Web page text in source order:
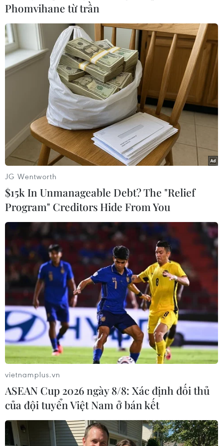
hợp ngoại lệ.
Ngày 6/10, Nga đã dỡ bỏ hạn chế xuất khẩu
diesel qua đường ống tới cảng biển đối với các
nhà sản xuất cung cấp ít nhất 50% lượng dầu
diesel sản xuất ra thị trường nội địa.
Sau đó, ngày 17/11, chính phủ dỡ bỏ lệnh cấm
tạm thời xuất khẩu xăng./.
(TTXVN/Vietnam+)
#Bộ Năng lượng Nga
#Cấm xuất khẩu dầu
#Cấm xuất khẩu xăng
#Thị trường nhiên liệu
Phomvihane từ trần
JG Wentworth
$15k In Unmanageable Debt? The "Relief
Program" Creditors Hide From You
vietnamplus.vn
ASEAN Cup 2026 ngày 8/8: Xác định đối thủ
của đội tuyển Việt Nam ở bán kết